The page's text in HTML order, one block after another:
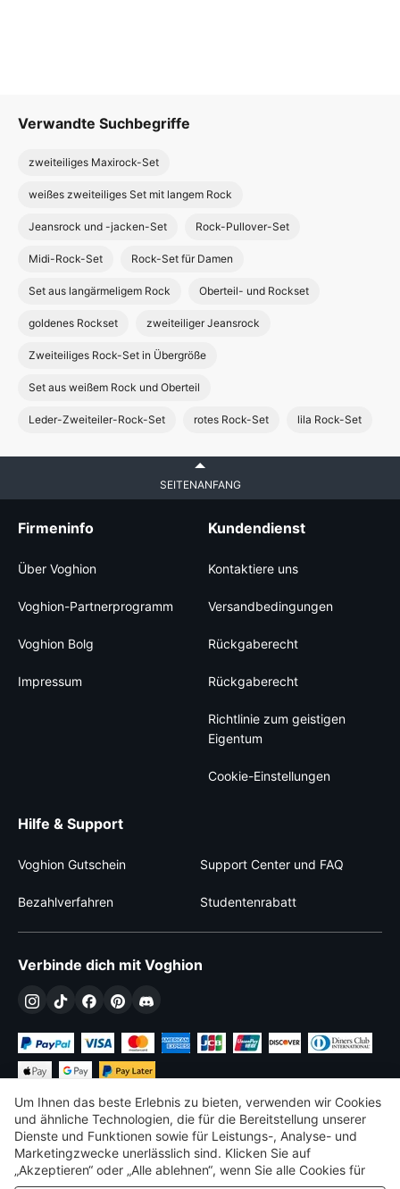
Verwandte Suchbegriffe
zweiteiliges Maxirock-Set
weißes zweiteiliges Set mit langem Rock
Jeansrock und -jacken-Set Rock-Pullover-Set
Midi-Rock-Set Rock-Set für Damen
Set aus langärmeligem Rock Oberteil- und Rockset
goldenes Rockset zweiteiliger Jeansrock
Zweiteiliges Rock-Set in Übergröße
Set aus weißem Rock und Oberteil
Leder-Zweiteiler-Rock-Set rotes Rock-Set lila Rock-Set
SEITENANFANG
Firmeninfo
Über Voghion
Voghion-Partnerprogramm
Voghion Bolg
Impressum
Kundendienst
Kontaktiere uns
Versandbedingungen
Rückgaberecht
Rückgaberecht
Richtlinie zum geistigen
Eigentum
Cookie-Einstellungen
Hilfe & Support
Voghion Gutschein Support Center und FAQ
Bezahlverfahren Studentenrabatt
Verbinde dich mit Voghion
€ EUR Germany
Um Ihnen das beste Erlebnis zu bieten, verwenden wir Cookies
und ähnliche Technologien, die für die Bereitstellung unserer
Dienste und Funktionen sowie für Leistungs-, Analyse- und
Marketingzwecke unerlässlich sind. Klicken Sie auf
„Akzeptieren“ oder „Alle ablehnen“, wenn Sie alle Cookies für